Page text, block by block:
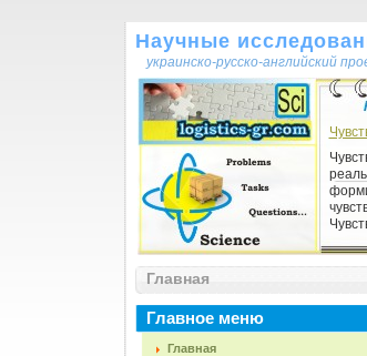
Научные
украинско-русско-английский
Главная
Главное меню
Главная